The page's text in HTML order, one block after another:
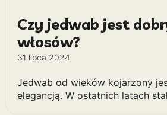
Czy jedwab jest
włosów?
31 lipca 2024
Jedwab od wieków kojarzony
elegancją. W ostatnich latach